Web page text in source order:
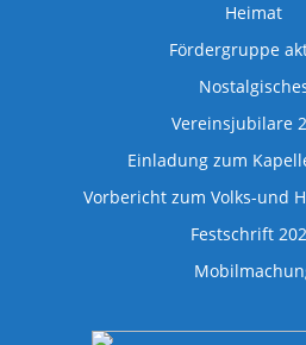
Heimat
Fördergruppe
Vereinsjubilare
Einladung zum
Vorbericht zum Volks-und
Festschrift